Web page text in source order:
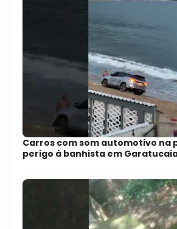
Carros com som automotivo na
perigo à banhista em